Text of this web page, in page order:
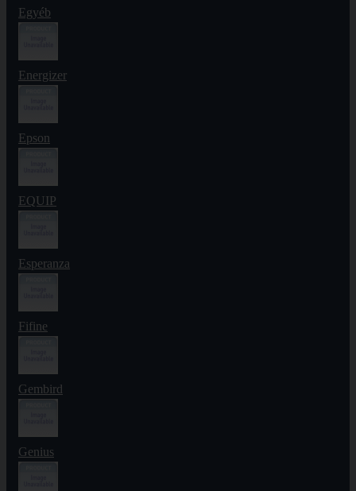
Egyéb
Energizer
Epson
EQUIP
Esperanza
Fifine
Gembird
Genius